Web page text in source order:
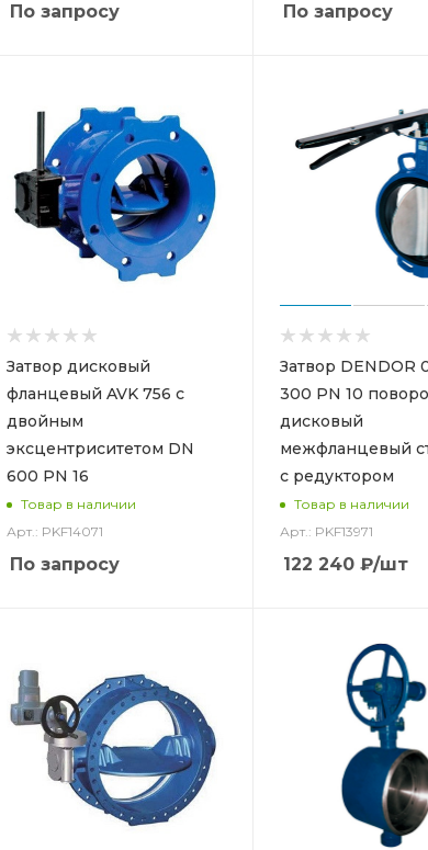
По запросу По запросу
Затвор дисковый
фланцевый AVK 756 с
двойным
эксцентриситетом DN
600 PN 16
Товар в наличии
Арт.: PKF14071
По запросу
Затвор DENDOR
300 PN 10
дисковый
межфланцевый
с редуктором
Товар в наличии
Арт.: PKF13971
122 240₽/шт